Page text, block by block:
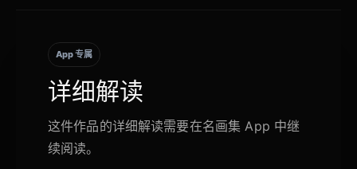
App 专属
详细解读
这件作品的详细解读需要在名画集 App 中继
续阅读。